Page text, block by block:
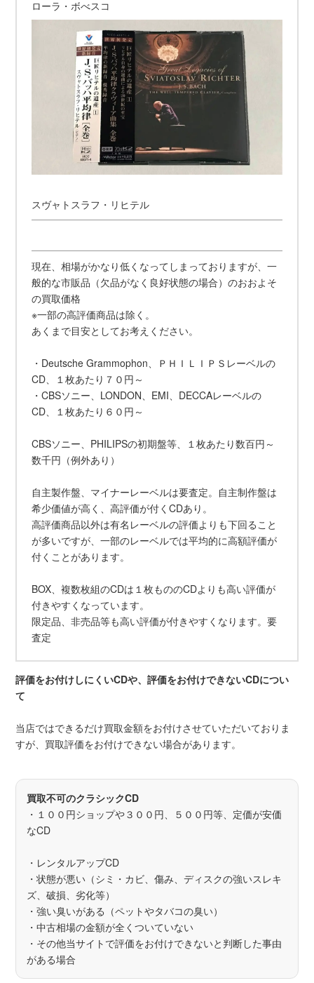
ローラ・ボべスコ
スヴャトスラフ・リヒテル
現在、相場がかなり低くなってしまっておりますが、一
般的な市販品（欠品がなく良好状態の場合）のおおよそ
の買取価格
※一部の高評価商品は除く。
あくまで目安としてお考えください。
・Deutsche Grammophon、ＰＨＩＬＩＰＳレーベルの
CD、１枚あたり７０円～
・CBSソニー、LONDON、EMI、DECCAレーベルの
CD、１枚あたり６０円～
CBSソニー、PHILIPSの初期盤等、１枚あたり数百円～
数千円（例外あり）
自主製作盤、マイナーレーベルは要査定。自主制作盤は
希少価値が高く、高評価が付くCDあり。
高評価商品以外は有名レーベルの評価よりも下回ること
が多いですが、一部のレーベルでは平均的に高額評価が
付くことがあります。
BOX、複数枚組のCDは１枚もののCDよりも高い評価が
付きやすくなっています。
限定品、非売品等も高い評価が付きやすくなります。要
査定
評価をお付けしにくいCDや、評価をお付けできないCDについ
て
当店ではできるだけ買取金額をお付けさせていただいておりま
すが、買取評価をお付けできない場合があります。
買取不可のクラシックCD
・１００円ショップや３００円、５００円等、定価が安価
なCD
・レンタルアップCD
・状態が悪い（シミ・カビ、傷み、ディスクの強いスレキ
ズ、破損、劣化等）
・強い臭いがある（ペットやタバコの臭い）
・中古相場の金額が全くついていない
・その他当サイトで評価をお付けできないと判断した事由
がある場合